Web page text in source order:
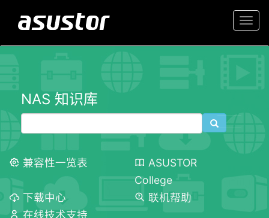
NAS 知识库
兼容性一览表
ASUSTOR
College
下载中心
联机帮助
在线技术支持